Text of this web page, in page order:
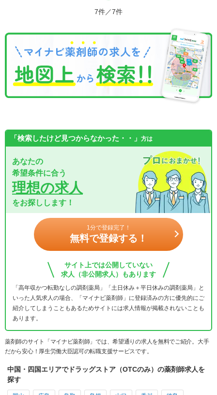
7件／7件
「検索したけど見つからなかった・・」 方は
あなたの
希望条件に合う
理想の求人
をお探しします！
1分で登録完了！
無料で登録する！
サイト上では公開していない
求人（非公開求人）もあります
「高年収かつ転勤なしの調剤薬局」「土日休み＋平日休みの調剤薬局」と
いった人気求人の場合、「マイナビ薬剤師」に登録済みの方に優先的にご
紹介してしまうこともあるためサイトには求人情報が掲載されないことも
あります。
薬剤師のサイト「マイナビ薬剤師」では、希望通りの求人を無料でご紹介。大手
だから安心！厚生労働大臣認可の転職支援サービスです。
中国・四国エリアでドラッグストア（OTCのみ）の薬剤師求人を
探す